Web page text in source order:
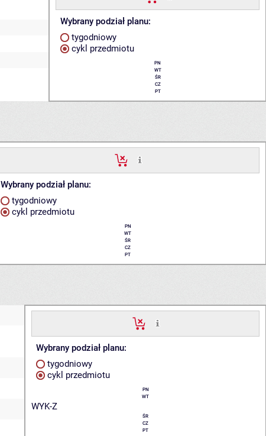
Wybrany podział planu:
tygodniowy
cykl przedmiotu
PN
WT
ŚR
CZ
PT
Wybrany podział planu:
tygodniowy
cykl przedmiotu
PN
WT
ŚR
CZ
PT
Wybrany podział planu:
tygodniowy
cykl przedmiotu
PN
WT
WYK-Z
ŚR
CZ
PT